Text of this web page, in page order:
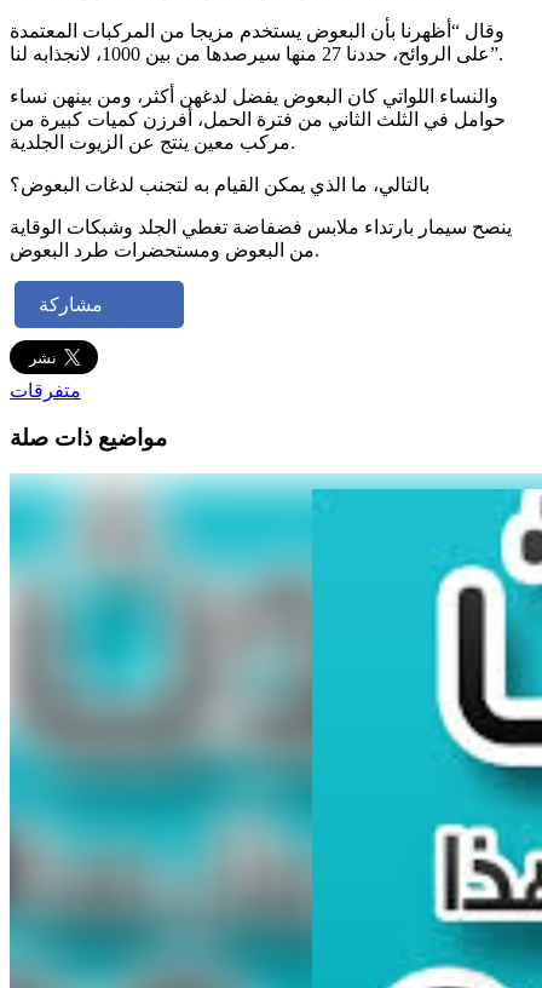
وقال “أظهرنا بأن البعوض يستخدم مزيجا من المركبات المعتمدة
على الروائح، حددنا 27 منها سيرصدها من بين 1000، لانجذابه لنا”.
والنساء اللواتي كان البعوض يفضل لدغهن أكثر، ومن بينهن نساء
حوامل في الثلث الثاني من فترة الحمل، أفرزن كميات كبيرة من
مركب معين ينتج عن الزيوت الجلدية.
بالتالي، ما الذي يمكن القيام به لتجنب لدغات البعوض؟
ينصح سيمار بارتداء ملابس فضفاضة تغطي الجلد وشبكات الوقاية
من البعوض ومستحضرات طرد البعوض.
مشاركة
متفرقات
مواضيع ذات صلة